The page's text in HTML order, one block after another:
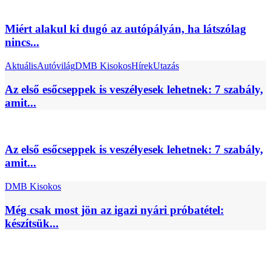
Miért alakul ki dugó az autópályán, ha látszólag
nincs...
AktuálisAutóvilágDMB KisokosHírekUtazás
Az első esőcseppek is veszélyesek lehetnek: 7 szabály,
amit...
Az első esőcseppek is veszélyesek lehetnek: 7 szabály,
amit...
DMB Kisokos
Még csak most jön az igazi nyári próbatétel:
készítsük...